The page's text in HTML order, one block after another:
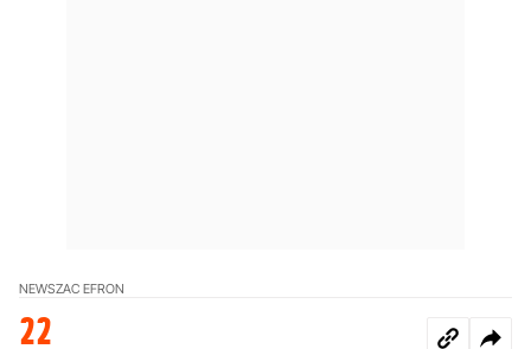
NEWSZAC EFRON
22